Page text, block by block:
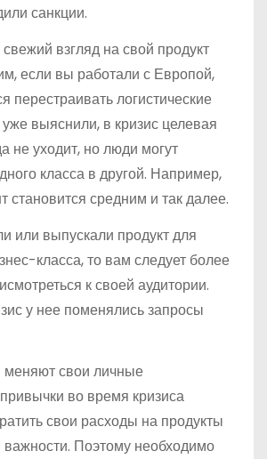
санкции.
взгляд на свой продукт
если вы работали с Европой,
перестраивать логистические
выяснили, в кризис целевая
не уходит, но люди могут
класса в другой. Например,
становится средним и так далее.
или выпускали продукт для
класса, то вам следует более
к своей аудитории.
у нее поменялись запросы
меняют свои личные
во время кризиса
свои расходы на продукты
важности. Поэтому необходимо